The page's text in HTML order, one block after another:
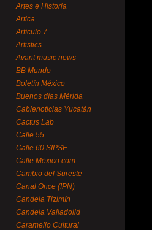
Artes e Historia
Artica
Artículo 7
Artistics
Avant music news
BB Mundo
Boletín México
Buenos días Mérida
Cablenoticias Yucatán
Cactus Lab
Calle 55
Calle 60 SIPSE
Calle México.com
Cambio del Sureste
Canal Once (IPN)
Candela Tizimín
Candela Valladolid
Caramello Cultural